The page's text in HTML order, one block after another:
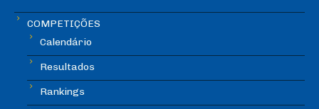
COMPETIÇÕES
Calendário
Resultados
Rankings